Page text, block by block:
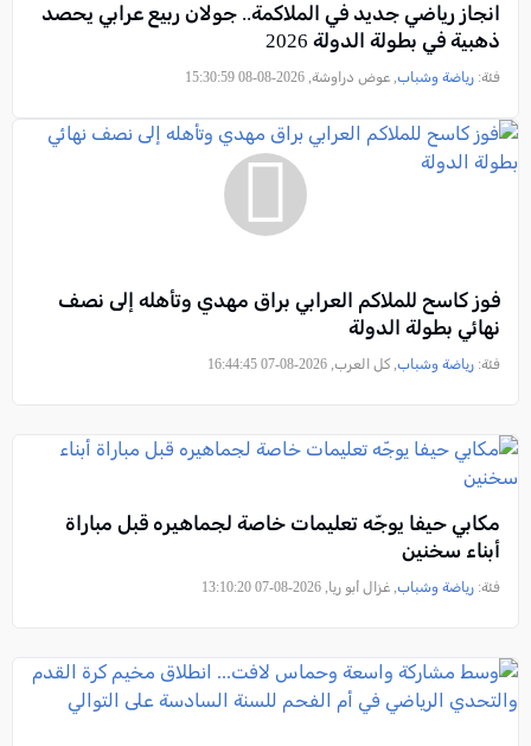
انجاز رياضي جديد في الملاكمة.. جولان ربيع عرابي يحصد
ذهبية في بطولة الدولة 2026
فئة: رياضة وشباب, عوض دراوشة, 2026-08-08 15:30:59
فوز كاسح للملاكم العرابي براق مهدي وتأهله إلى نصف
نهائي بطولة الدولة
فئة: رياضة وشباب, كل العرب, 2026-08-07 16:44:45
مكابي حيفا يوجّه تعليمات خاصة لجماهيره قبل مباراة
أبناء سخنين
فئة: رياضة وشباب, غزال أبو ريا, 2026-08-07 13:10:20